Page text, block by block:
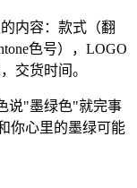
内容：款式（翻
色号），LOGO
交货时间。
说"墨绿色"就完事
你心里的墨绿可能